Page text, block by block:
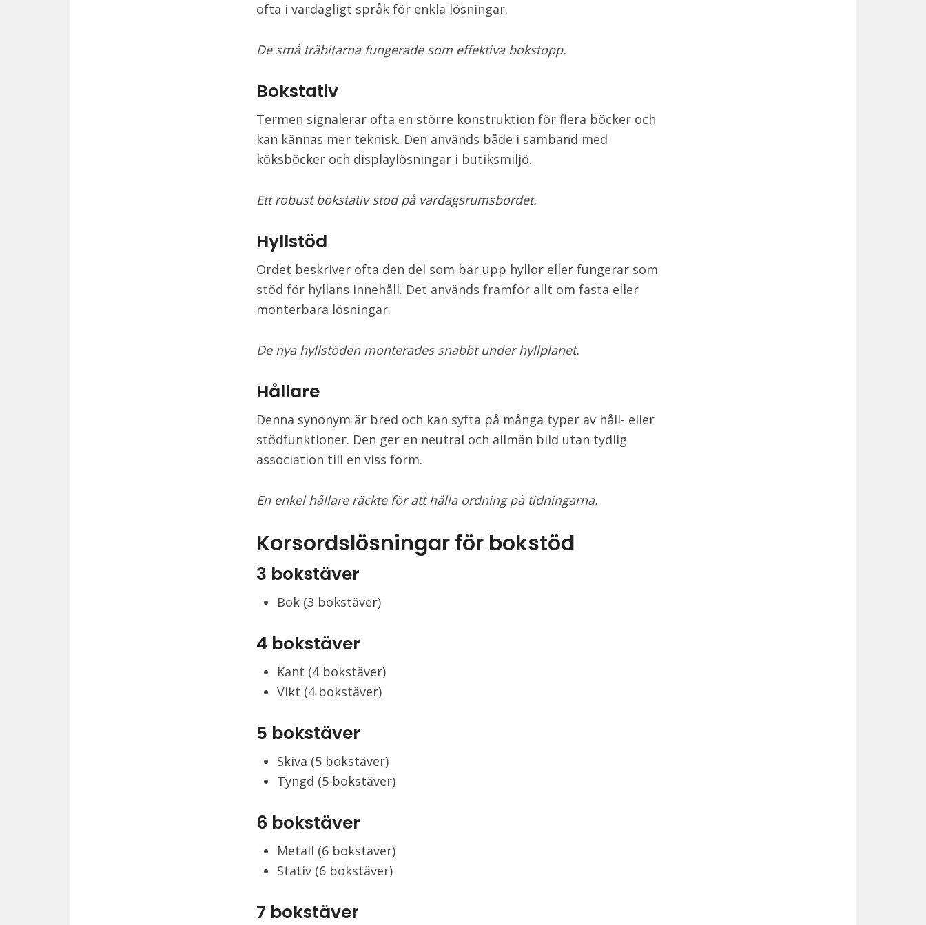
ofta i vardagligt språk för enkla lösningar.
De små träbitarna fungerade som effektiva bokstopp.
Bokstativ
Termen signalerar ofta en större konstruktion för flera böcker och
kan kännas mer teknisk. Den används både i samband med
köksböcker och displaylösningar i butiksmiljö.
Ett robust bokstativ stod på vardagsrumsbordet.
Hyllstöd
Ordet beskriver ofta den del som bär upp hyllor eller fungerar som
stöd för hyllans innehåll. Det används framför allt om fasta eller
monterbara lösningar.
De nya hyllstöden monterades snabbt under hyllplanet.
Hållare
Denna synonym är bred och kan syfta på många typer av håll- eller
stödfunktioner. Den ger en neutral och allmän bild utan tydlig
association till en viss form.
En enkel hållare räckte för att hålla ordning på tidningarna.
Korsordslösningar för bokstöd
3 bokstäver
Bok (3 bokstäver)
4 bokstäver
Kant (4 bokstäver)
Vikt (4 bokstäver)
5 bokstäver
Skiva (5 bokstäver)
Tyngd (5 bokstäver)
6 bokstäver
Metall (6 bokstäver)
Stativ (6 bokstäver)
7 bokstäver